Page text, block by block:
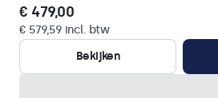
€ 479,00
€ 579,59 incl. btw
Bekijken